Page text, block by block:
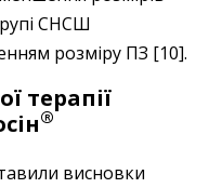
СНСШ
розміру ПЗ [10].
терапії
®
висновки